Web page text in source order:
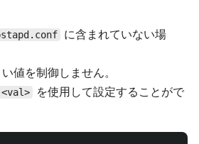
に含まれていない場
値を制御しません。
を使用して設定することがで